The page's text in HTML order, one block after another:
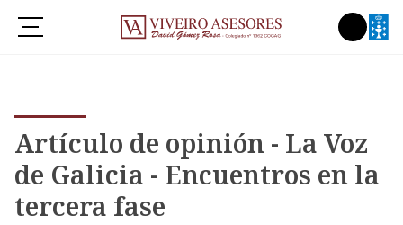
Artículo de opinión - La Voz
de Galicia - Encuentros en la
tercera fase